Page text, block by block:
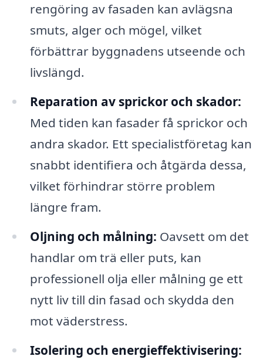
rengöring av fasaden kan avlägsna
smuts, alger och mögel, vilket
förbättrar byggnadens utseende och
livslängd.
Reparation av sprickor och skador:
Med tiden kan fasader få sprickor och
andra skador. Ett specialistföretag kan
snabbt identifiera och åtgärda dessa,
vilket förhindrar större problem
längre fram.
Oljning och målning: Oavsett om det
handlar om trä eller puts, kan
professionell olja eller målning ge ett
nytt liv till din fasad och skydda den
mot väderstress.
Isolering och energieffektivisering: